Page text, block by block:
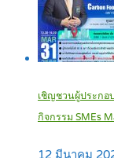
เชิญชวนผู้ประกอ
กิจกรรม SMEs
12 มีนาคม